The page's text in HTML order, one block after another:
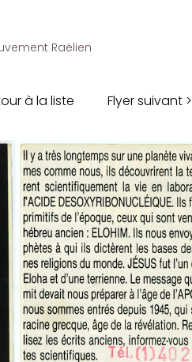
Raëlien
à la liste Flyer suivant >